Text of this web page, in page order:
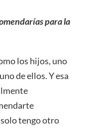
para la
los hijos, uno
de ellos. Y esa
tengo otro